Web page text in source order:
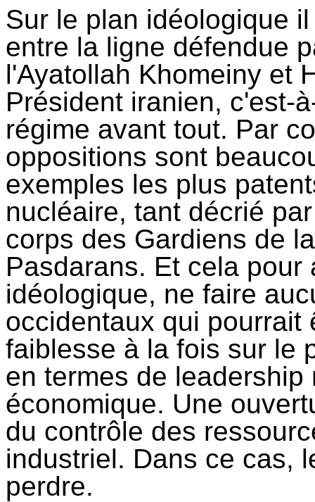
Sur le plan idéologique
entre la ligne défendue
l'Ayatollah Khomeiny et
Président iranien, c'est-
régime avant tout. Par
oppositions sont
exemples les plus
nucléaire, tant décrié
corps des Gardiens de
Pasdarans. Et cela
idéologique, ne faire
occidentaux qui pourrait
faiblesse à la fois sur le
en termes de
économique. Une
du contrôle des
industriel. Dans ce cas,
perdre.